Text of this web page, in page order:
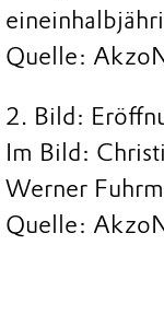
Quelle:
2. Bild:
Im Bild:
Werner
Quelle: